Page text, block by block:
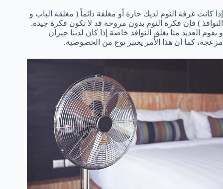
إذا كانت غرفة النوم لديك حارة أو مغلقة دائماً ( مغلقة الباب و
النوافذ ) فإن فكرة النوم بدون مروحة قد لا تكون فكرة جيدة.
و يقوم العديد منا بغلق النوافذ خاصة إذا كان لدينا جيران
مزعجة، كما أن هذا الأمر يعتبر نوع من الخصوصية.